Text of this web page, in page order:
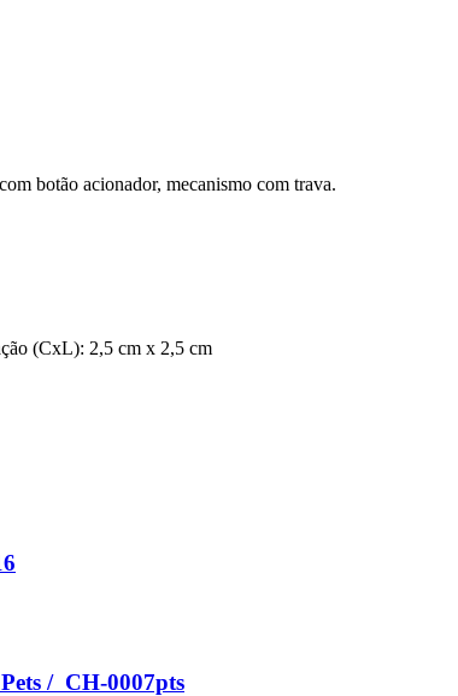
botão acionador, mecanismo com trava.
(CxL): 2,5 cm x 2,5 cm
/ CH-0007pts